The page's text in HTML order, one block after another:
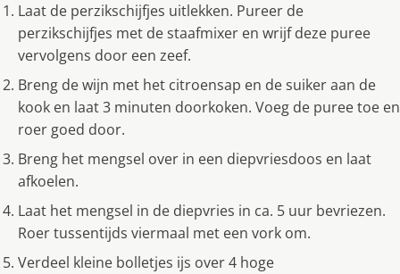
Laat de perzikschijfjes uitlekken. Pureer de
perzikschijfjes met de staafmixer en wrijf deze puree
vervolgens door een zeef.
Breng de wijn met het citroensap en de suiker aan de
kook en laat 3 minuten doorkoken. Voeg de puree toe en
roer goed door.
Breng het mengsel over in een diepvriesdoos en laat
afkoelen.
Laat het mengsel in de diepvries in ca. 5 uur bevriezen.
Roer tussentijds viermaal met een vork om.
Verdeel kleine bolletjes ijs over 4 hoge